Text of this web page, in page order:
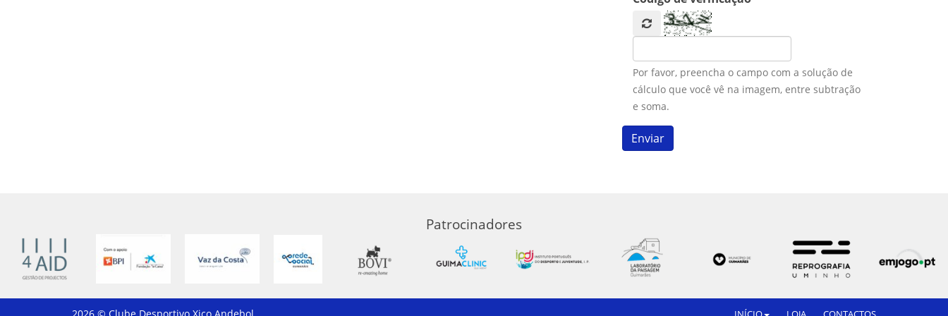
Por favor, preencha o campo com a solução de
cálculo que você vê na imagem, entre subtração
e soma.
Patrocinadores